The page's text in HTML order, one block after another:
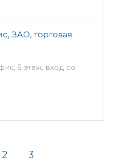
ЗАО, торговая
5 этаж, вход со
2 3